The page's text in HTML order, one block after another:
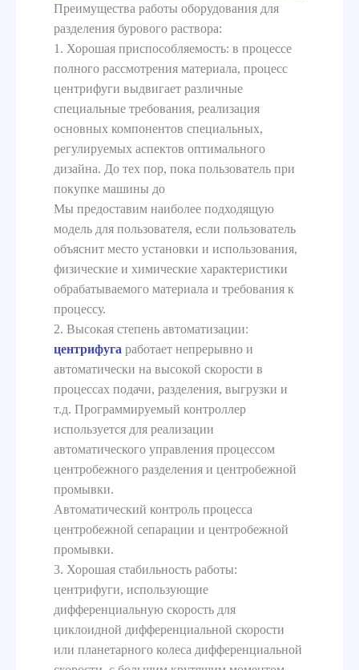
Преимущества работы оборудования для
разделения бурового раствора:
1. Хорошая приспособляемость: в процессе
полного рассмотрения материала, процесс
центрифуги выдвигает различные
специальные требования, реализация
основных компонентов специальных,
регулируемых аспектов оптимального
дизайна. До тех пор, пока пользователь при
покупке машины до
Мы предоставим наиболее подходящую
модель для пользователя, если пользователь
объяснит место установки и использования,
физические и химические характеристики
обрабатываемого материала и требования к
процессу.
2. Высокая степень автоматизации:
центрифуга работает непрерывно и
автоматически на высокой скорости в
процессах подачи, разделения, выгрузки и
т.д. Программируемый контроллер
используется для реализации
автоматического управления процессом
центробежного разделения и центробежной
промывки.
Автоматический контроль процесса
центробежной сепарации и центробежной
промывки.
3. Хорошая стабильность работы:
центрифуги, использующие
дифференциальную скорость для
циклоидной дифференциальной скорости
или планетарного колеса дифференциальной